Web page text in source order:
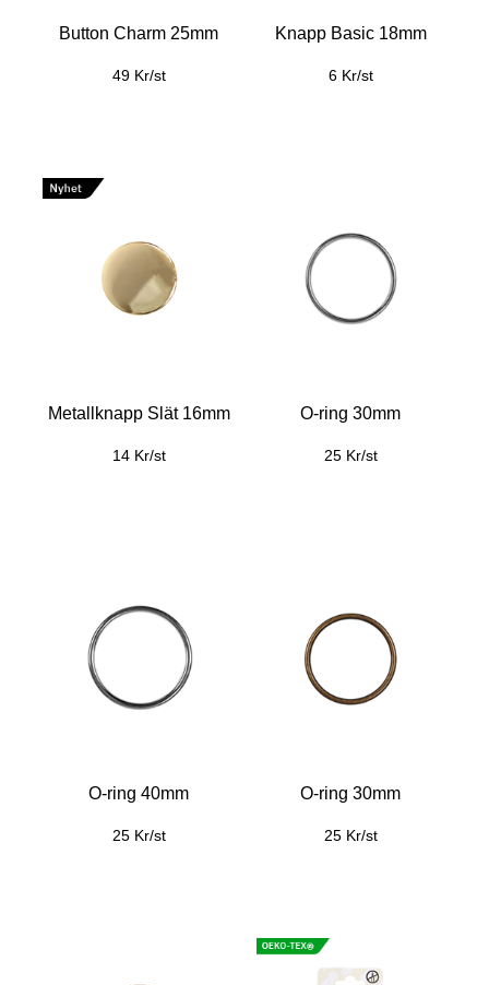
Button Charm 25mm
49 Kr/st
Knapp Basic 18mm
6 Kr/st
Metallknapp Slät 16mm
14 Kr/st
O-ring 30mm
25 Kr/st
O-ring 40mm
25 Kr/st
O-ring 30mm
25 Kr/st